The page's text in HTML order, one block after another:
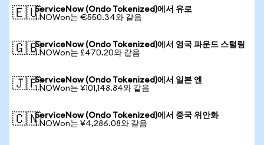
🇪🇺ServiceNow (Ondo Tokenized)에서 유로
1 NOWon는 €550.34와 같음
🇬🇧ServiceNow (Ondo Tokenized)에서 영국 파운드 스털링
1 NOWon는 £470.20와 같음
🇯🇵ServiceNow (Ondo Tokenized)에서 일본 엔
1 NOWon는 ¥101,148.84와 같음
🇨🇳ServiceNow (Ondo Tokenized)에서 중국 위안화
1 NOWon는 ¥4,286.08와 같음